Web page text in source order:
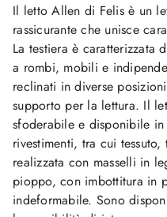
Il letto Allen di Felis è un
rassicurante che unisce
La testiera è caratterizzata
a rombi, mobili e
reclinati in diverse
supporto per la lettura. Il
sfoderabile e disponibile
rivestimenti, tra cui
realizzata con masselli in
pioppo, con imbottitura in
indeformabile. Sono